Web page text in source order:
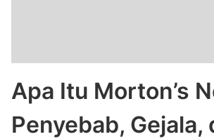
Apa Itu Morton’s
Penyebab, Gejala,